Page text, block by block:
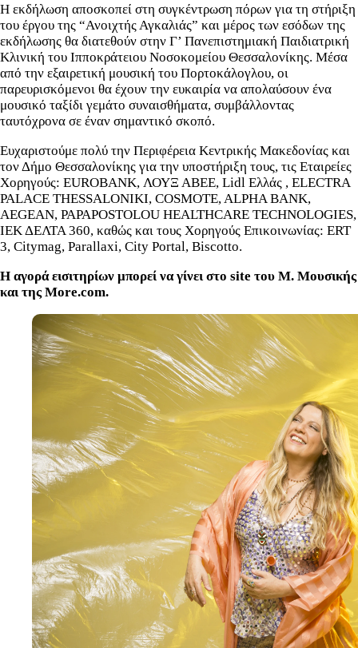
Η εκδήλωση αποσκοπεί στη συγκέντρωση πόρων για τη στήριξη
του έργου της “Ανοιχτής Αγκαλιάς” και μέρος των εσόδων της
εκδήλωσης θα διατεθούν στην Γ’ Πανεπιστημιακή Παιδιατρική
Κλινική του Ιπποκράτειου Νοσοκομείου Θεσσαλονίκης. Μέσα
από την εξαιρετική μουσική του Πορτοκάλογλου, οι
παρευρισκόμενοι θα έχουν την ευκαιρία να απολαύσουν ένα
μουσικό ταξίδι γεμάτο συναισθήματα, συμβάλλοντας
ταυτόχρονα σε έναν σημαντικό σκοπό.
Ευχαριστούμε πολύ την Περιφέρεια Κεντρικής Μακεδονίας και
τον Δήμο Θεσσαλονίκης για την υποστήριξη τους, τις Εταιρείες
Χορηγούς: EUROBANK, ΛΟΥΞ ΑΒΕΕ, Lidl Ελλάς , ELECTRA
PALACE THESSALONIKI, COSMOTE, ALPHA BANK,
AEGEAN, PAPAPOSTOLOU HEALTHCARE TECHNOLOGIES,
ΙΕΚ ΔΕΛΤΑ 360, καθώς και τους Χορηγούς Επικοινωνίας: ERT
3, Citymag, Parallaxi, City Portal, Biscotto.
H αγορά εισιτηρίων μπορεί να γίνει στο site του Μ. Μουσικής
και της More.com.